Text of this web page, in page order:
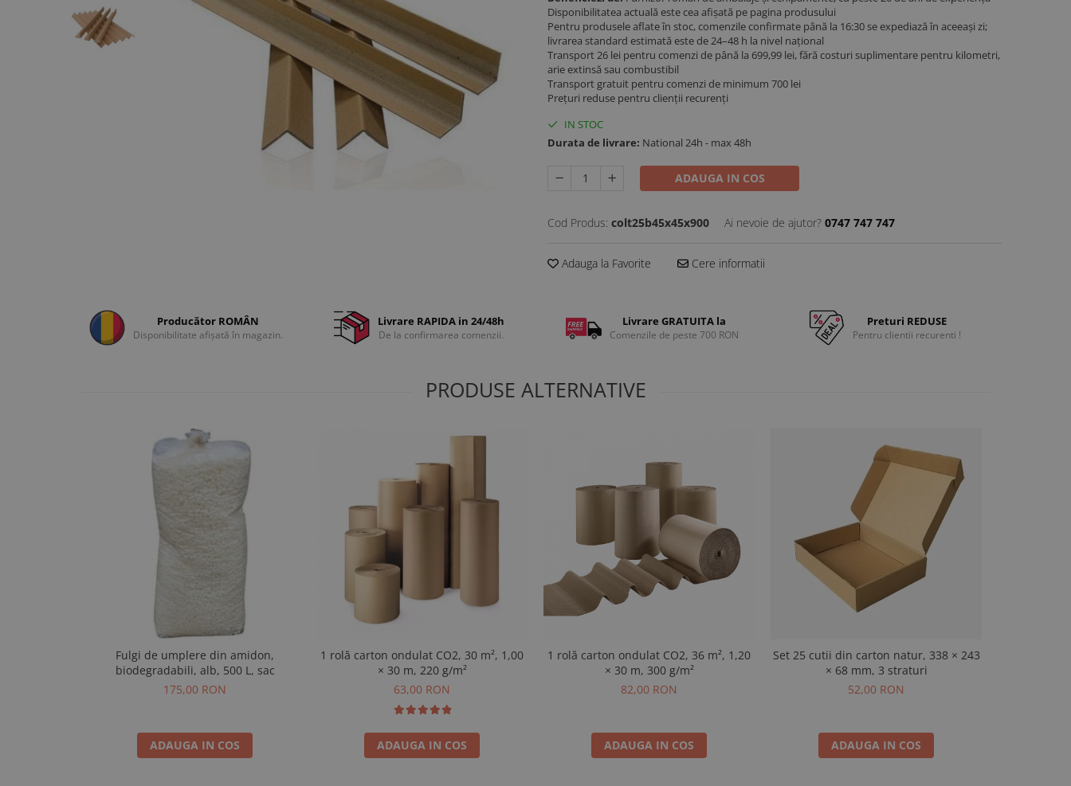
Disponibilitatea actuală este cea afișată pe pagina produsului
Pentru produsele aflate în stoc, comenzile confirmate până la 16:30 se expediază în aceeași zi;
livrarea standard estimată este de 24–48 h la nivel național
Transport 26 lei pentru comenzi de până la 699,99 lei, fără costuri suplimentare pentru kilometri,
arie extinsă sau combustibil
Transport gratuit pentru comenzi de minimum 700 lei
Prețuri reduse pentru clienții recurenți
IN STOC
Durata de livrare: National 24h - max 48h
ADAUGA IN COS
Cod Produs: colt25b45x45x900 Ai nevoie de ajutor? 0747 747 747
Adauga la Favorite Cere informatii
Producător ROMÂN
Disponibilitate afișată în magazin.
Livrare RAPIDA in 24/48h
De la confirmarea comenzii.
Livrare GRATUITA la
Comenzile de peste 700 RON
Preturi REDUSE
Pentru clientii recurenti !
PRODUSE ALTERNATIVE
Fulgi de umplere din amidon,
biodegradabili, alb, 500 L, sac
175,00 RON
ADAUGA IN COS
1 rolă carton ondulat CO2, 30 m², 1,00
× 30 m, 220 g/m²
63,00 RON
ADAUGA IN COS
1 rolă carton ondulat CO2, 36 m², 1,20
× 30 m, 300 g/m²
82,00 RON
ADAUGA IN COS
Set 25 cutii din carton natur, 338 × 243
× 68 mm, 3 straturi
52,00 RON
ADAUGA IN COS